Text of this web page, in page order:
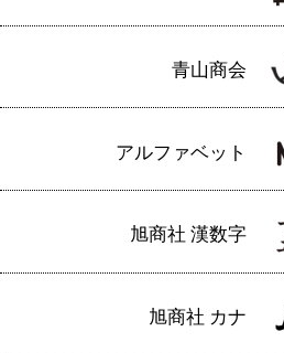
青山商会
アルファベット
旭商社 漢数字
旭商社 カナ